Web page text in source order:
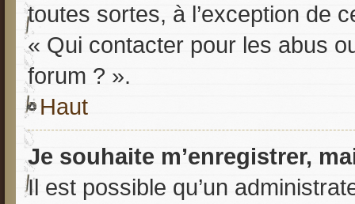
toutes sortes, à l’exception de
« Qui contacter pour les abus
forum ? ».
Haut
Je souhaite m’enregistrer,
Il est possible qu’un